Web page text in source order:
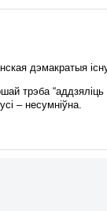
дэмакратыя
трэба
– несумніўна.